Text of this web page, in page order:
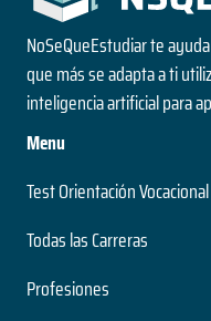
NoSeQueEstudiar te
que más se adapta a ti
inteligencia artificial para
Menu
Test Orientación Vocacional
Todas las Carreras
Profesiones